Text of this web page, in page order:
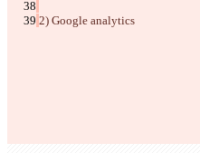
2) Google analytics